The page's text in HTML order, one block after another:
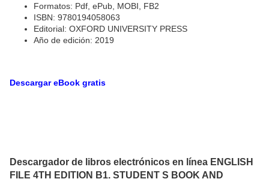
Formatos: Pdf, ePub, MOBI, FB2
ISBN: 9780194058063
Editorial: OXFORD UNIVERSITY PRESS
Año de edición: 2019
Descargar eBook gratis
Descargador de libros electrónicos en línea ENGLISH
FILE 4TH EDITION B1. STUDENT S BOOK AND